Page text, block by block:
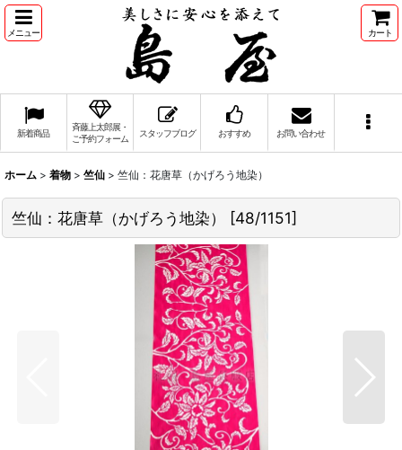
メニュー カート
新着商品
斉藤上太郎展・
ご予約フォーム
スタッフブログ おすすめ お問い合わせ
ホーム > 着物 > 竺仙 > 竺仙：花唐草（かげろう地染）
竺仙：花唐草（かげろう地染） [48/1151]